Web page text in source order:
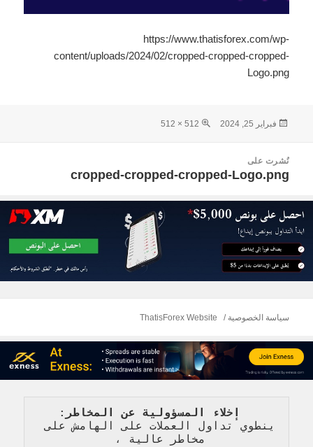
https://www.thatisforex.com/wp-
content/uploads/2024/02/cropped-cropped-cropped-
Logo.png
نُشرت
فبراير 25, 2024
الحجم
512 × 512
المقالاتنُشرت على
cropped-cropped-cropped-Logo.png
سياسة الخصوصية ThatisForex Website
إخلاء المسؤولية عن المخاطر :
ينطوي تداول العملات على الهامش على
مخاطر عالية
،